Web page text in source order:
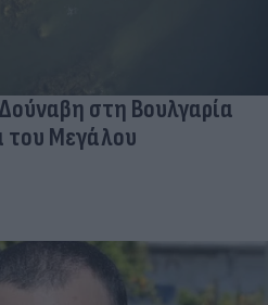
στη Βουλγαρία
Μεγάλου